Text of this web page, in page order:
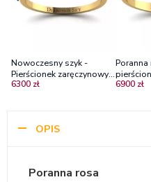
Nowoczesny szyk -
Pierścionek zaręczynowy z
żółtego złota z różowym
6300 zł
żółte
6900 zł
OPIS
Poranna rosa